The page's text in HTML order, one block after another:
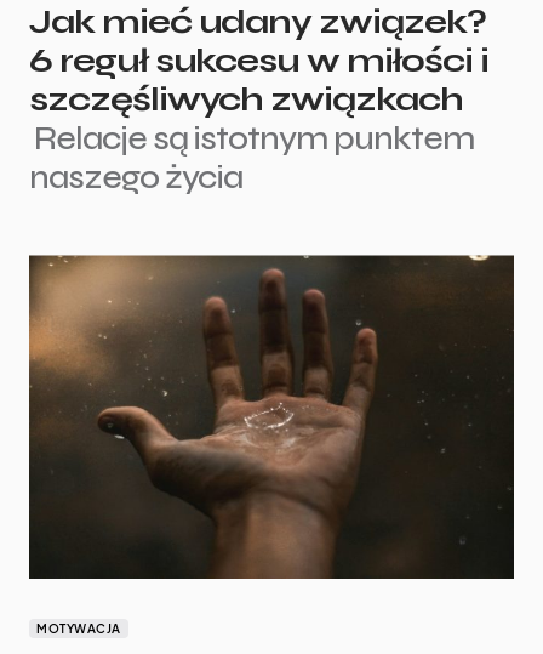
Jak mieć udany związek?
6 reguł sukcesu w miłości i
szczęśliwych związkach
Relacje są istotnym punktem
naszego życia
MOTYWACJA